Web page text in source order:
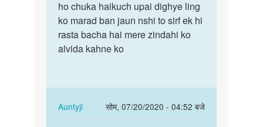
ho chuka haikuch upai dighye ling
ko marad ban jaun nshi to sirf ek hi
rasta bacha hai mere zindahi ko
alvida kahne ko
Auntyji
सोम, 07/20/2020 - 04:52 बजे
In
reply